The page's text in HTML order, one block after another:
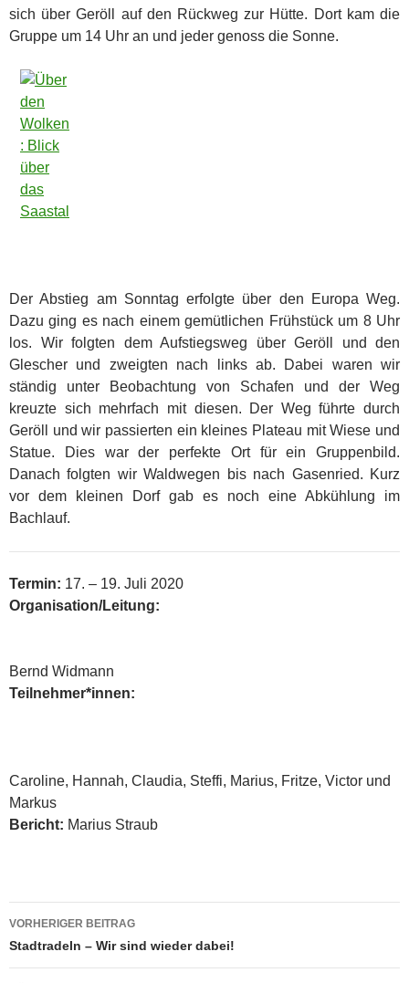
sich über Geröll auf den Rückweg zur Hütte. Dort kam die
Gruppe um 14 Uhr an und jeder genoss die Sonne.
Der Abstieg am Sonntag erfolgte über den Europa Weg.
Dazu ging es nach einem gemütlichen Frühstück um 8 Uhr
los. Wir folgten dem Aufstiegsweg über Geröll und den
Glescher und zweigten nach links ab. Dabei waren wir
ständig unter Beobachtung von Schafen und der Weg
kreuzte sich mehrfach mit diesen. Der Weg führte durch
Geröll und wir passierten ein kleines Plateau mit Wiese und
Statue. Dies war der perfekte Ort für ein Gruppenbild.
Danach folgten wir Waldwegen bis nach Gasenried. Kurz
vor dem kleinen Dorf gab es noch eine Abkühlung im
Bachlauf.
Termin: 17. – 19. Juli 2020
Organisation/Leitung:
Bernd Widmann
Teilnehmer*innen:
Caroline, Hannah, Claudia, Steffi, Marius, Fritze, Victor und
Markus
Bericht: Marius Straub
Beitragsnavigation
VORHERIGER BEITRAG
Stadtradeln – Wir sind wieder dabei!